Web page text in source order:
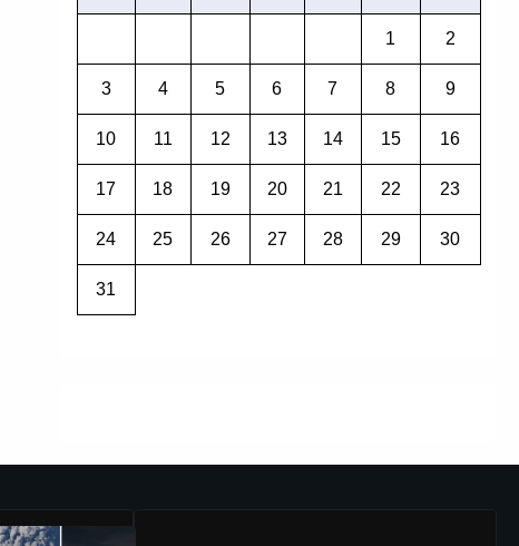
1 2
3 4 5 6 7 8 9
10 11 12 13 14 15 16
17 18 19 20 21 22 23
24 25 26 27 28 29 30
31